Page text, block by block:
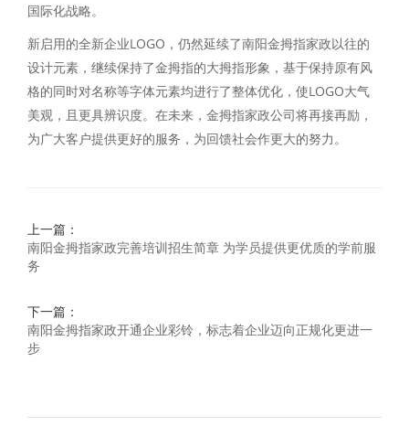
国际化战略。
新启用的全新企业LOGO，仍然延续了南阳金拇指家政以往的
设计元素，继续保持了金拇指的大拇指形象，基于保持原有风
格的同时对名称等字体元素均进行了整体优化，使LOGO大气
美观，且更具辨识度。在未来，金拇指家政公司将再接再励，
为广大客户提供更好的服务，为回馈社会作更大的努力。
上一篇：
南阳金拇指家政完善培训招生简章 为学员提供更优质的学前服
务
下一篇：
南阳金拇指家政开通企业彩铃，标志着企业迈向正规化更进一
步